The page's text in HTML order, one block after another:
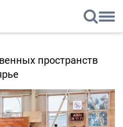
пространств